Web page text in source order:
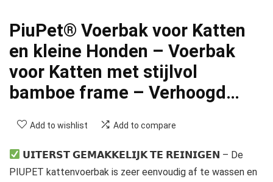
PiuPet® Voerbak voor Katten
en kleine Honden – Voerbak
voor Katten met stijlvol
bamboe frame – Verhoogd…
Add to wishlist Add to compare
𝗨𝗜𝗧𝗘𝗥𝗦𝗧 𝗚𝗘𝗠𝗔𝗞𝗞𝗘𝗟𝗜𝗝𝗞 𝗧𝗘 𝗥𝗘𝗜𝗡𝗜𝗚𝗘𝗡 – De
PIUPET kattenvoerbak is zeer eenvoudig af te wassen en